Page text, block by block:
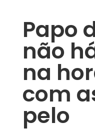
Papo
não
na
com
pelo